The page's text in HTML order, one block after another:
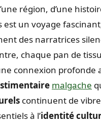
région, d’une
est un voyage
des narratrices
chaque pan de
connexion profonde
malgache
continuent de
à l’identité